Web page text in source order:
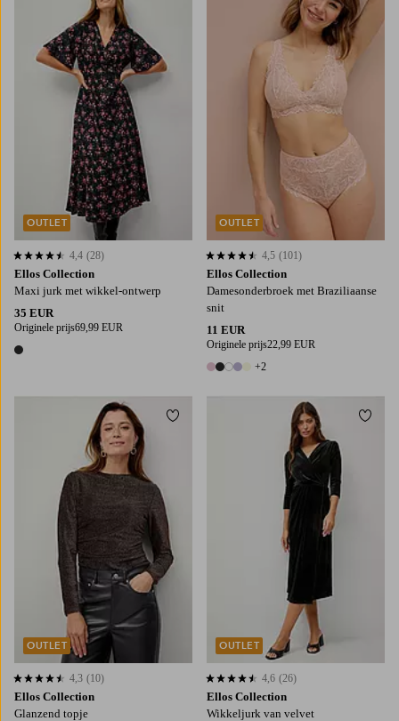
Ellos Collection
Maxi jurk met wikkel-ontwerp
35 EUR
Originele prijs69,99 EUR
1 kleur
4,4 op basis van 28 beoordelingen
4,4 (28)
OUTLET
Ellos Collection
Damesonderbroek met Braziliaanse
snit
11 EUR
Originele prijs22,99 EUR
7 kleuren
+2
4,5 op basis van 101 beoordelingen
4,5 (101)
OUTLET
46/48 50/52
Ellos Collection
Glanzend topje
4,3 op basis van 10 beoordelingen
4,3 (10)
OUTLET
Toevoegen aan favorieten
Ellos Collection
Wikkeljurk van velvet
4,6 op basis van 26 beoordelingen
4,6 (26)
OUTLET